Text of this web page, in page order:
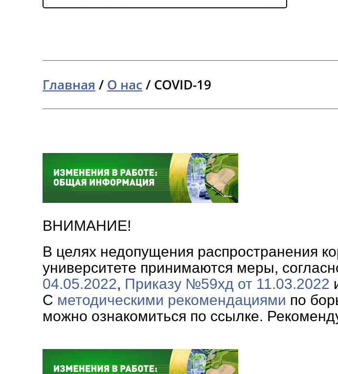
Главная / О нас / COVID-19
ВНИМАНИЕ!
В целях недопущения распространения
университете принимаются меры,
04.05.2022, Приказу №59хд от 11.03.2022
С методическими рекомендациями по
можно ознакомиться по ссылке.